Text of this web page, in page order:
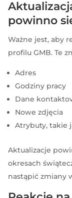
powinno
Ważne jest, aby
profilu GMB. Te
Adres
Godziny pracy
Dane
Nowe zdjęcia
Atrybuty, takie
Aktualizacje
okresach
nastąpić zmiany